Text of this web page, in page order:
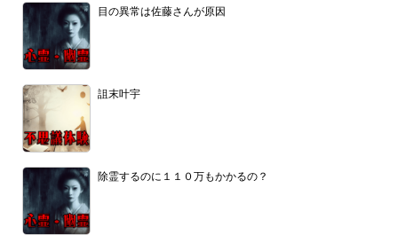
目の異常は佐藤さんが原因
詛末叶宇
除霊するのに１１０万もかかるの？